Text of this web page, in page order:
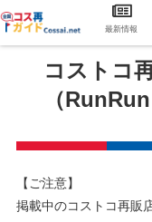
コストコ
（
【ご注意】
掲載中のコストコ再販
最新情報